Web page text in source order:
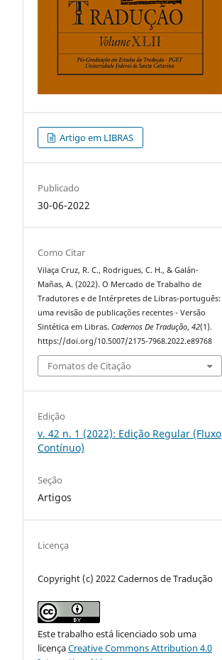
Artigo em LIBRAS
Publicado
30-06-2022
Como Citar
Vilaça Cruz, R. C., Rodrigues, C. H., & Galán-
Mañas, A. (2022). O Mercado de Trabalho de
Tradutores e de Intérpretes de Libras-português:
uma revisão de publicações recentes - Versão
Sintética em Libras.Cadernos De Tradução,42(1).
https://doi.org/10.5007/2175-7968.2022.e89768
Fomatos de Citação
Edição
v. 42 n. 1 (2022): Edição Regular (Fluxo
Contínuo)
Seção
Artigos
Licença
Copyright (c) 2022 Cadernos de Tradução
Este trabalho está licenciado sob uma
licençaCreative Commons Attribution 4.0